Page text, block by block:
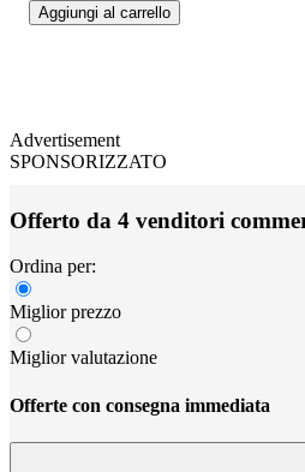
Aggiungi al carrello
Advertisement
SPONSORIZZATO
Offerto da 4 venditori
Ordina per:
Miglior prezzo
Miglior valutazione
Offerte con consegna immediata